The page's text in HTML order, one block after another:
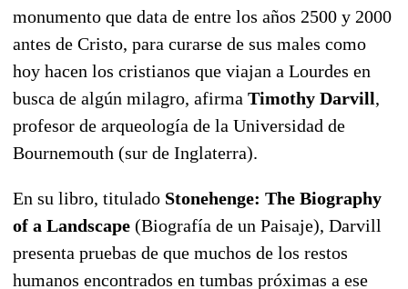
monumento que data de entre los años 2500 y 2000
antes de Cristo, para curarse de sus males como
hoy hacen los cristianos que viajan a Lourdes en
busca de algún milagro, afirma Timothy Darvill,
profesor de arqueología de la Universidad de
Bournemouth (sur de Inglaterra).
En su libro, titulado Stonehenge: The Biography
of a Landscape (Biografía de un Paisaje), Darvill
presenta pruebas de que muchos de los restos
humanos encontrados en tumbas próximas a ese